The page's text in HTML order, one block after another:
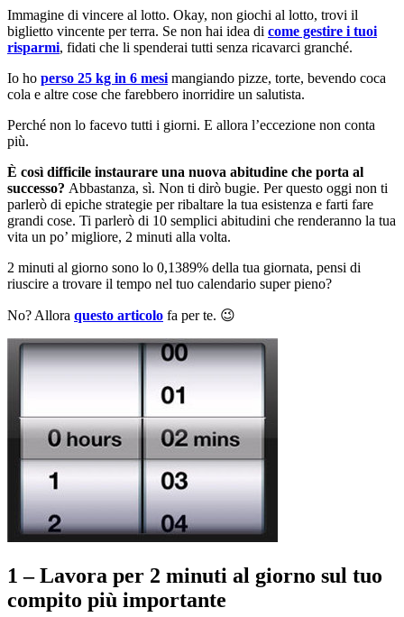
Immagine di vincere al lotto. Okay, non giochi al lotto, trovi il
biglietto vincente per terra. Se non hai idea di come gestire i tuoi
risparmi, fidati che li spenderai tutti senza ricavarci granché.
Io ho perso 25 kg in 6 mesi mangiando pizze, torte, bevendo coca
cola e altre cose che farebbero inorridire un salutista.
Perché non lo facevo tutti i giorni. E allora l’eccezione non conta
più.
È così difficile instaurare una nuova abitudine che porta al
successo? Abbastanza, sì. Non ti dirò bugie. Per questo oggi non ti
parlerò di epiche strategie per ribaltare la tua esistenza e farti fare
grandi cose. Ti parlerò di 10 semplici abitudini che renderanno la tua
vita un po’ migliore, 2 minuti alla volta.
2 minuti al giorno sono lo 0,1389% della tua giornata, pensi di
riuscire a trovare il tempo nel tuo calendario super pieno?
No? Allora questo articolo fa per te. 😉
1 – Lavora per 2 minuti al giorno sul tuo
compito più importante